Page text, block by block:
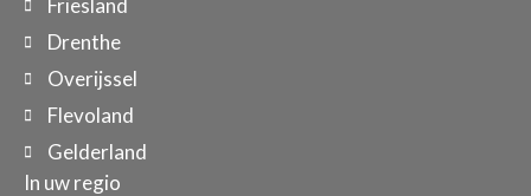
Friesland
Drenthe
Overijssel
Flevoland
Gelderland
In uw regio